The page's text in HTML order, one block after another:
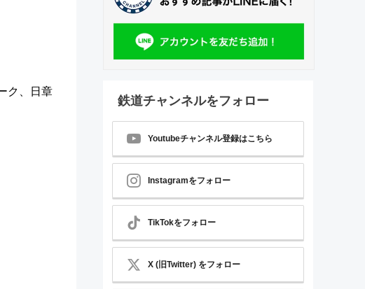
ク、日章
鉄道チャンネルをフォロー
Youtubeチャンネル登録はこちら
Instagramをフォロー
TikTokをフォロー
X (旧Twitter) をフォロー